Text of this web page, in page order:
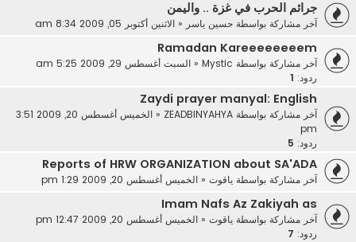
جرائم الحرب في غزة .. واليمن
آخر مشاركة بواسطة حسين ياسر« الاثنين أكتوبر 05, 2009 8:34 am
Ramadan Kareeeeeeeem
آخر مشاركة بواسطة Mystic
« السبت أغسطس 29, 2009 5:25 am
ردود:
Zaydi prayer manyal: English
آخر مشاركة بواسطة ZEADBINYAHYA
«
الخميس أغسطس 20, 2009 3:51
pm
ردود: 5
Reports of HRW ORGANIZATION about SA'ADA
آخر مشاركة بواسطة ياقوت« الخميس أغسطس 20, 2009 1:29 pm
Imam Nafs Az Zakiyah as
آخر مشاركة بواسطة ياقوت« الخميس أغسطس 20, 2009 12:47 pm
ردود: 7